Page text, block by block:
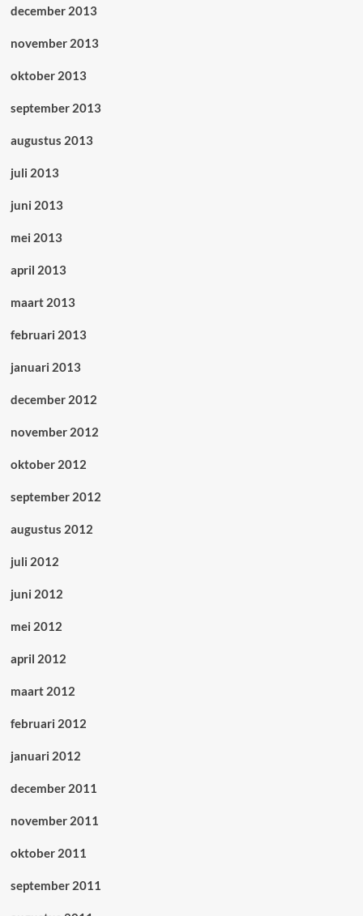
december 2013
november 2013
oktober 2013
september 2013
augustus 2013
juli 2013
juni 2013
mei 2013
april 2013
maart 2013
februari 2013
januari 2013
december 2012
november 2012
oktober 2012
september 2012
augustus 2012
juli 2012
juni 2012
mei 2012
april 2012
maart 2012
februari 2012
januari 2012
december 2011
november 2011
oktober 2011
september 2011